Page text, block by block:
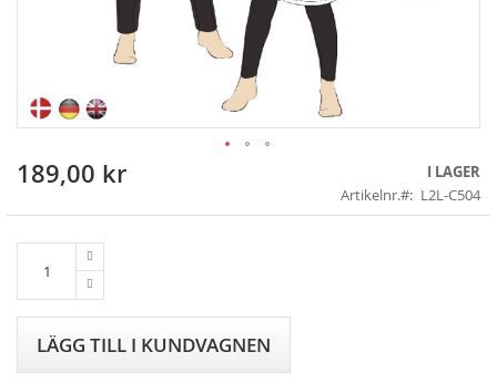
Skip
the
189,00 kr
I LAGER
Artikelnr.
L2L-C504
LÄGG TILL I KUNDVAGNEN